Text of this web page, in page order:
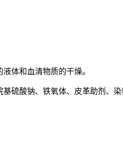
体和血清物质的干燥。
硫酸钠、铁氧体、皮革助剂、